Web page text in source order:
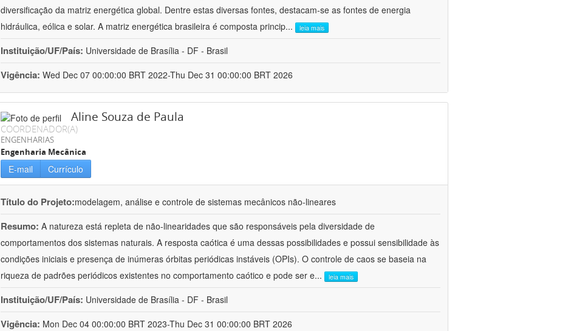
diversificação da matriz energética global. Dentre estas diversas fontes, destacam-se as fontes de energia
hidráulica, eólica e solar. A matriz energética brasileira é composta princip... leia mais
Instituição/UF/País: Universidade de Brasília - DF - Brasil
Vigência: Wed Dec 07 00:00:00 BRT 2022-Thu Dec 31 00:00:00 BRT 2026
Aline Souza de Paula
COORDENADOR(A)
ENGENHARIAS
Engenharia Mecânica
E-mail Currículo
Título do Projeto:modelagem, análise e controle de sistemas mecânicos não-lineares
Resumo: A natureza está repleta de não-linearidades que são responsáveis pela diversidade de
comportamentos dos sistemas naturais. A resposta caótica é uma dessas possibilidades e possui sensibilidade às
condições iniciais e presença de inúmeras órbitas periódicas instáveis (OPIs). O controle de caos se baseia na
riqueza de padrões periódicos existentes no comportamento caótico e pode ser e... leia mais
Instituição/UF/País: Universidade de Brasília - DF - Brasil
Vigência: Mon Dec 04 00:00:00 BRT 2023-Thu Dec 31 00:00:00 BRT 2026